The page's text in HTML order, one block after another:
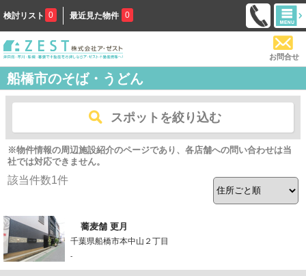
検討リスト 0 最近見た物件 0
お問合せ
船橋市のそば・うどん
スポットを絞り込む
※物件情報の周辺施設紹介のページであり、各店舗への問い合わせは当
社では対応できません。
該当件数1件
蕎麦舗 更月
千葉県船橋市本中山２丁目
-